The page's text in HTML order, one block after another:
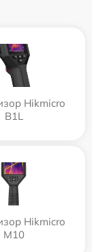
Hikmicro
B1L
Hikmicro
M10